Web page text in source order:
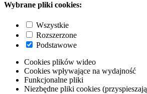
Wybrane pliki cookies:
Wszystkie
Rozszerzone
Podstawowe
Cookies plików wideo
Cookies wpływające na wydajność
Funkcjonalne pliki
Niezbędne pliki cookies